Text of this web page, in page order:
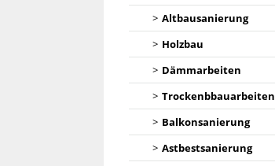
Altbausanierung
Holzbau
Dämmarbeiten
Trockenbbauarbeiten
Balkonsanierung
Astbestsanierung